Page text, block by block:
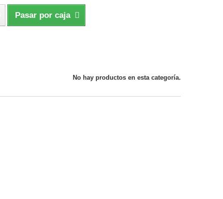
Pasar por caja
No hay productos en esta categoría.